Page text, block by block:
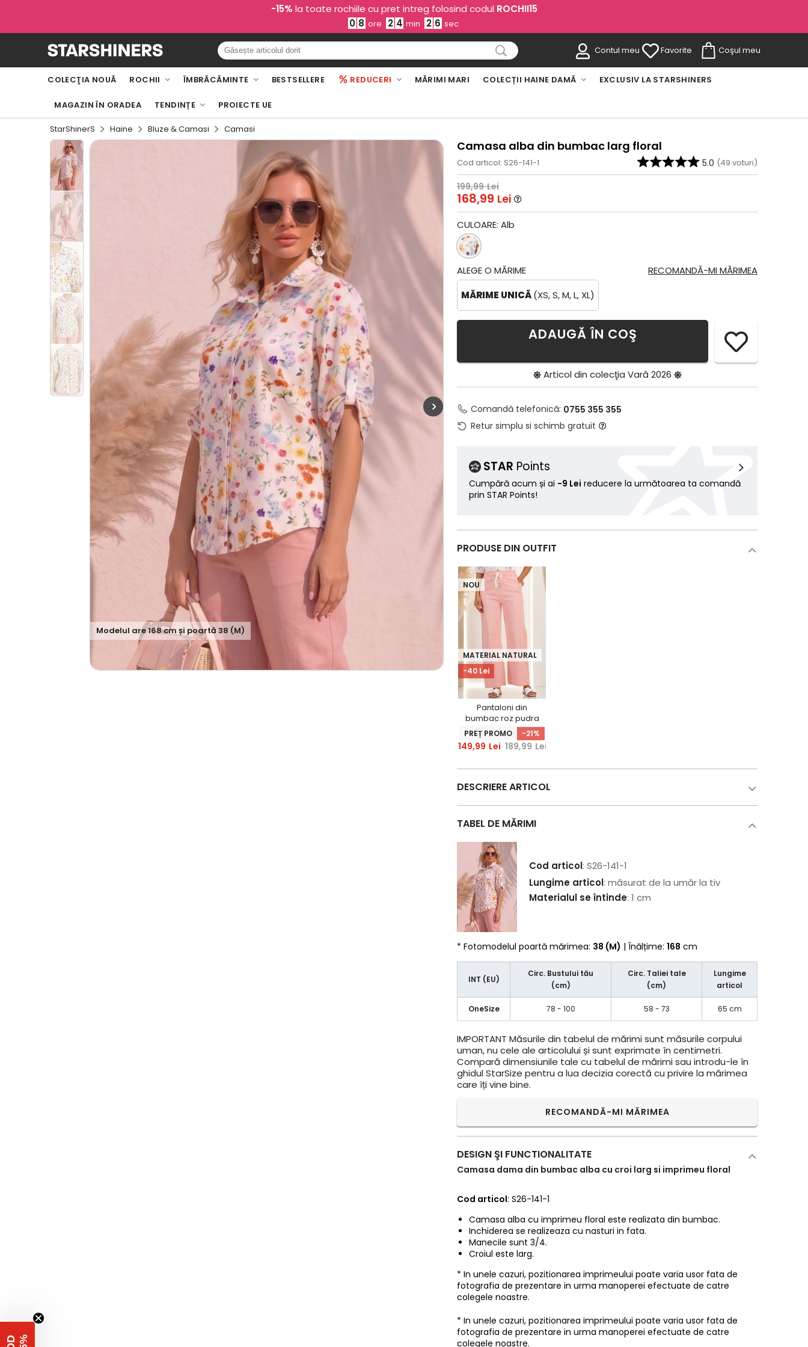
-15% la toate rochiile cu pret intreg folosind codul ROCHII15
0 8 ore 2 4 min 2 5 sec
Contul meu Favorite Coşul meu
COLECŢIA NOUĂ ROCHII ÎMBRĂCĂMINTE BESTSELLERE REDUCERI MĂRIMI MARI COLECȚII HAINE DAMĂ EXCLUSIV LA STARSHINERS
MAGAZIN ÎN ORADEA TENDINȚE PROIECTE UE
StarShinerS Haine Bluze & Camasi Camasi
Modelul are168cm și poartă38 (M)
Camasa alba din bumbac larg floral
Cod articol: S26-141-1 5.0 (49 voturi)
199,99 Lei
168,99 Lei
CULOARE:Alb
RECOMANDĂ-MI MĂRIMEA
ALEGE O MĂRIME
MĂRIME UNICĂ(XS, S, M, L, XL)
ADAUGĂ ÎN COŞ
Articol din colecţia Vară 2026
Comandă telefonică: 0755 355 355
Retur simplu si schimb gratuit
STAR Points
Cumpără acum și ai -9 Lei reducere la următoarea ta comandă
prin STAR Points!
PRODUSE DIN OUTFIT
-40 Lei
MATERIAL NATURAL
NOU
Pantaloni din
bumbac roz pudra
cu un croi drept si
buzunare laterale
PREȚ PROMO -21%
149,99 Lei 189,99 Lei
DESCRIERE ARTICOL
TABEL DE MĂRIMI
Cod articol: S26-141-1
Lungime articol: măsurat de la umăr la tiv
Materialul se întinde: 1 cm
* Fotomodelul poartă mărimea: 38 (M) | Înălțime:168 cm
INT (EU)
Circ. Bustului tău
(cm)
Circ. Taliei tale
(cm)
Lungime
articol
OneSize 78 - 100 58 - 73 65 cm
IMPORTANT Măsurile din tabelul de mărimi sunt măsurile corpului
uman, nu cele ale articolului și sunt exprimate în centimetri.
Compară dimensiunile tale cu tabelul de mărimi sau introdu-le în
ghidul StarSize pentru a lua decizia corectă cu privire la mărimea
care îți vine bine.
RECOMANDĂ-MI MĂRIMEA
DESIGN ŞI FUNCTIONALITATE
Camasa dama din bumbac alba cu croi larg si imprimeu floral
Cod articol: S26-141-1
Camasa alba cu imprimeu floral este realizata din bumbac.
Inchiderea se realizeaza cu nasturi in fata.
Manecile sunt 3/4.
Croiul este larg.
* In unele cazuri, pozitionarea imprimeului poate varia usor fata de
fotografia de prezentare in urma manoperei efectuate de catre
colegele noastre.
* In unele cazuri, pozitionarea imprimeului poate varia usor fata de
fotografia de prezentare in urma manoperei efectuate de catre
colegele noastre.